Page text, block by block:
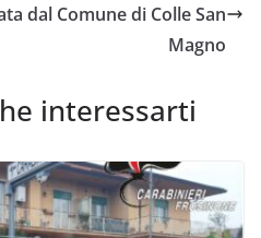
dal Comune di Colle San
Magno
interessarti